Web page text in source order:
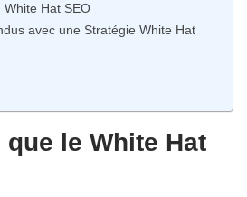
Hat SEO
avec une Stratégie White Hat
que le White Hat